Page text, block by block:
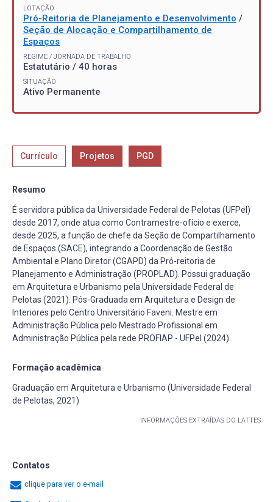
LOTAÇÃO
Pró-Reitoria de Planejamento e Desenvolvimento /
Seção de Alocação e Compartilhamento de
Espaços
REGIME / JORNADA DE TRABALHO
Estatutário / 40 horas
SITUAÇÃO
Ativo Permanente
Currículo Projetos PGD
Resumo
É servidora pública da Universidade Federal de Pelotas (UFPel)
desde 2017, onde atua como Contramestre-ofício e exerce,
desde 2025, a função de chefe da Seção de Compartilhamento
de Espaços (SACE), integrando a Coordenação de Gestão
Ambiental e Plano Diretor (CGAPD) da Pró-reitoria de
Planejamento e Administração (PROPLAD). Possui graduação
em Arquitetura e Urbanismo pela Universidade Federal de
Pelotas (2021). Pós-Graduada em Arquitetura e Design de
Interiores pelo Centro Universitário Faveni. Mestre em
Administração Pública pelo Mestrado Profissional em
Administração Pública pela rede PROFIAP - UFPel (2024).
Formação acadêmica
Graduação em Arquitetura e Urbanismo (Universidade Federal
de Pelotas, 2021)
INFORMAÇÕES EXTRAÍDAS DO LATTES
Contatos
clique para ver o e-mail